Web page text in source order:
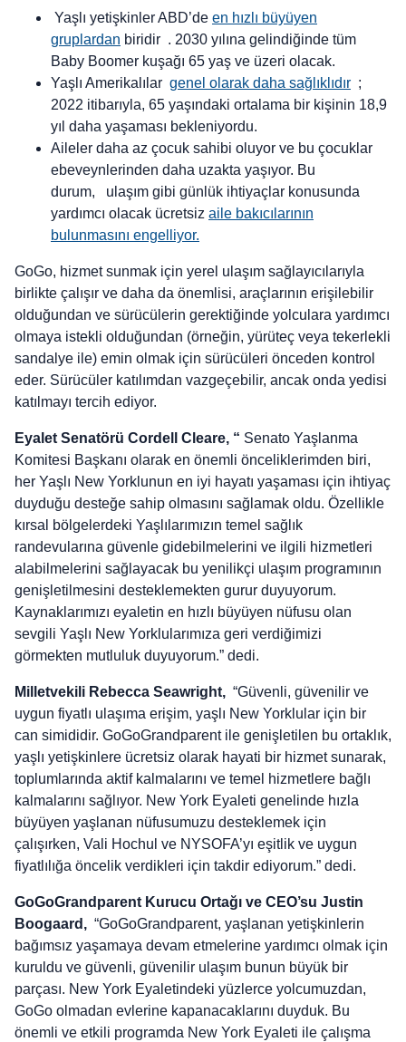
Yaşlı yetişkinler ABD’de en hızlı büyüyen
gruplardan biridir . 2030 yılına gelindiğinde tüm
Baby Boomer kuşağı 65 yaş ve üzeri olacak.
Yaşlı Amerikalılar genel olarak daha sağlıklıdır ;
2022 itibarıyla, 65 yaşındaki ortalama bir kişinin 18,9
yıl daha yaşaması bekleniyordu.
Aileler daha az çocuk sahibi oluyor ve bu çocuklar
ebeveynlerinden daha uzakta yaşıyor. Bu
durum, ulaşım gibi günlük ihtiyaçlar konusunda
yardımcı olacak ücretsiz aile bakıcılarının
bulunmasını engelliyor.
GoGo, hizmet sunmak için yerel ulaşım sağlayıcılarıyla
birlikte çalışır ve daha da önemlisi, araçlarının erişilebilir
olduğundan ve sürücülerin gerektiğinde yolculara yardımcı
olmaya istekli olduğundan (örneğin, yürüteç veya tekerlekli
sandalye ile) emin olmak için sürücüleri önceden kontrol
eder. Sürücüler katılımdan vazgeçebilir, ancak onda yedisi
katılmayı tercih ediyor.
Eyalet Senatörü Cordell Cleare, “ Senato Yaşlanma
Komitesi Başkanı olarak en önemli önceliklerimden biri,
her Yaşlı New Yorklunun en iyi hayatı yaşaması için ihtiyaç
duyduğu desteğe sahip olmasını sağlamak oldu. Özellikle
kırsal bölgelerdeki Yaşlılarımızın temel sağlık
randevularına güvenle gidebilmelerini ve ilgili hizmetleri
alabilmelerini sağlayacak bu yenilikçi ulaşım programının
genişletilmesini desteklemekten gurur duyuyorum.
Kaynaklarımızı eyaletin en hızlı büyüyen nüfusu olan
sevgili Yaşlı New Yorklularımıza geri verdiğimizi
görmekten mutluluk duyuyorum.” dedi.
Milletvekili Rebecca Seawright, “Güvenli, güvenilir ve
uygun fiyatlı ulaşıma erişim, yaşlı New Yorklular için bir
can simididir. GoGoGrandparent ile genişletilen bu ortaklık,
yaşlı yetişkinlere ücretsiz olarak hayati bir hizmet sunarak,
toplumlarında aktif kalmalarını ve temel hizmetlere bağlı
kalmalarını sağlıyor. New York Eyaleti genelinde hızla
büyüyen yaşlanan nüfusumuzu desteklemek için
çalışırken, Vali Hochul ve NYSOFA’yı eşitlik ve uygun
fiyatlılığa öncelik verdikleri için takdir ediyorum.” dedi.
GoGoGrandparent Kurucu Ortağı ve CEO’su Justin
Boogaard, “GoGoGrandparent, yaşlanan yetişkinlerin
bağımsız yaşamaya devam etmelerine yardımcı olmak için
kuruldu ve güvenli, güvenilir ulaşım bunun büyük bir
parçası. New York Eyaletindeki yüzlerce yolcumuzdan,
GoGo olmadan evlerine kapanacaklarını duyduk. Bu
önemli ve etkili programda New York Eyaleti ile çalışma